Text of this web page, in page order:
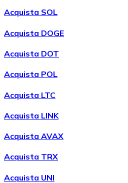
Acquista SOL
Acquista DOGE
Acquista DOT
Acquista POL
Acquista LTC
Acquista LINK
Acquista AVAX
Acquista TRX
Acquista UNI